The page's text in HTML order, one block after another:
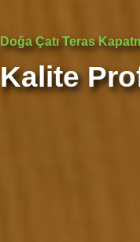
Doğa Çatı Teras
Kalite